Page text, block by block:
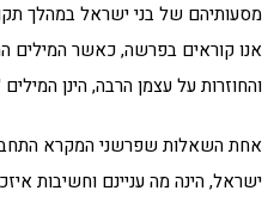
אנו קוראים בפרשה, כאשר המילים
והחוזרות על עצמן הרבה, הינן המילים
אחת השאלות שפרשני המקרא
ישראל, הינה מה עניינם וחשיבות